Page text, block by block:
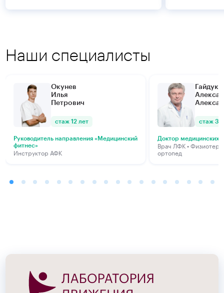
Подробнее Подробнее
Наши специалисты
Окунев
Илья
Петрович
стаж 12 лет
Руководитель направления «Медицинский
фитнес»
Инструктор АФК
Гайдук
стаж 33
Доктор медицинских
Врач ЛФК •
ортопед